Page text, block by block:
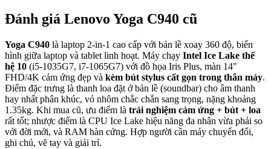
Đánh giá Lenovo Yoga C940 cũ
Yoga C940 là laptop 2-in-1 cao cấp với bản lề xoay 360 độ, biến
hình giữa laptop và tablet linh hoạt. Máy chạy Intel Ice Lake thế
hệ 10 (i5-1035G7, i7-1065G7) với đồ họa Iris Plus, màn 14"
FHD/4K cảm ứng đẹp và kèm bút stylus cất gọn trong thân máy.
Điểm đặc trưng là thanh loa đặt ở bản lề (soundbar) cho âm thanh
hay nhất phân khúc, vỏ nhôm chắc chắn sang trọng, nặng khoảng
1.35kg. Khi mua cũ, ưu điểm là trải nghiệm cảm ứng + bút + loa
rất tốt; nhược điểm là CPU Ice Lake hiệu năng đa nhân vừa phải so
với đời mới, và RAM hàn cứng. Hợp người cần máy chuyển đổi,
ghi chú, vẽ tay và giải trí.